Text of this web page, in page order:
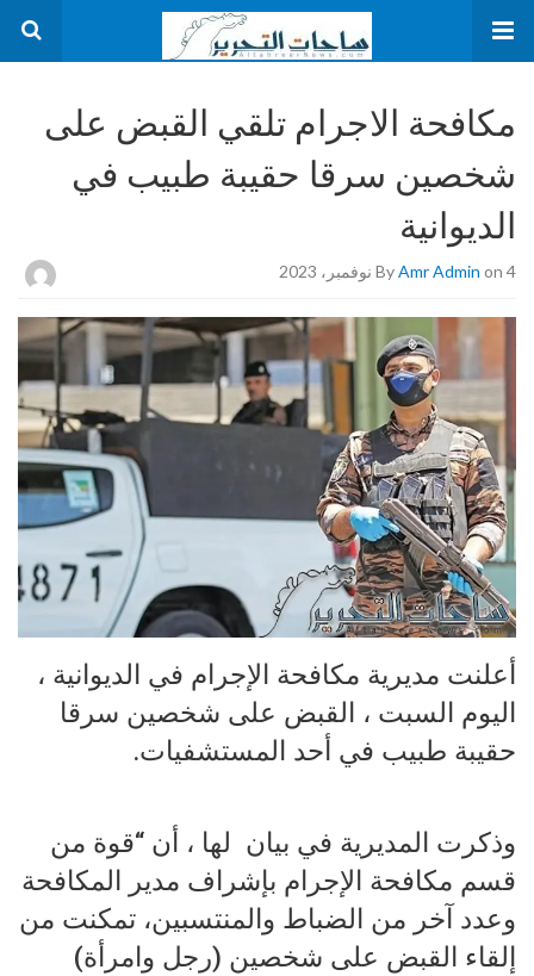
مكافحة الاجرام تلقي القبض على
شخصين سرقا حقيبة طبيب في
الديوانية
ByAmr Admin on 4 نوفمبر، 2023
أعلنت مديرية مكافحة الإجرام في الديوانية ،
اليوم السبت ، القبض على شخصين سرقا
حقيبة طبيب في أحد المستشفيات.
وذكرت المديرية في بيان لها ، أن “قوة من
قسم مكافحة الإجرام بإشراف مدير المكافحة
وعدد آخر من الضباط والمنتسبين، تمكنت من
إلقاء القبض على شخصين (رجل وامرأة)